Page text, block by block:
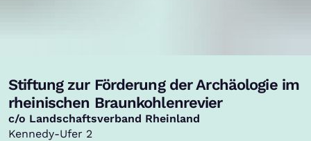
Stiftung zur Förderung der Archäologie im
rheinischen Braunkohlenrevier
,
c/o Landschaftsverband Rheinland
Kennedy-Ufer 2